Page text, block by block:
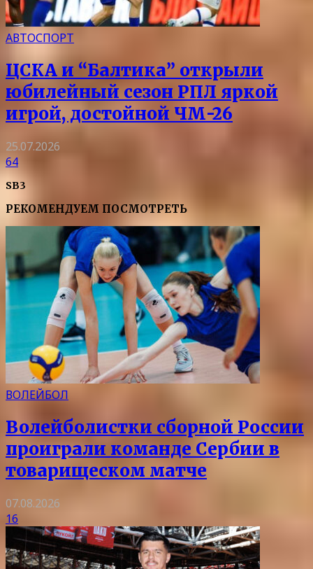
АВТОСПОРТ
ЦСКА и “Балтика” открыли
юбилейный сезон РПЛ яркой
игрой, достойной ЧМ-26
25.07.2026
64
SB3
РЕКОМЕНДУЕМ ПОСМОТРЕТЬ
ВОЛЕЙБОЛ
Волейболистки сборной России
проиграли команде Сербии в
товарищеском матче
07.08.2026
16